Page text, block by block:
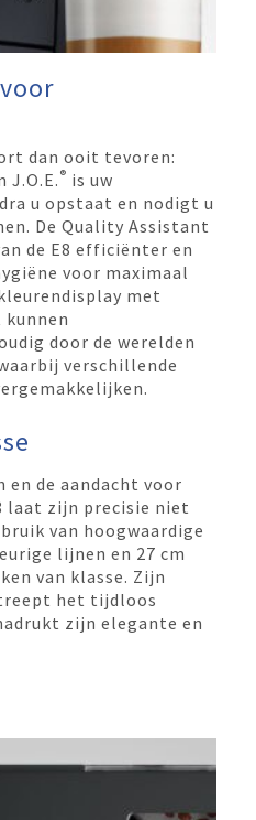
dan ooit tevoren:
J.O.E. ® is uw
u opstaat en nodigt u
De Quality Assistant
de E8 efficiënter en
voor maximaal
met
door de werelden
verschillende
de aandacht voor
laat zijn precisie niet
van hoogwaardige
lijnen en 27 cm
van klasse. Zijn
het tijdloos
zijn elegante en